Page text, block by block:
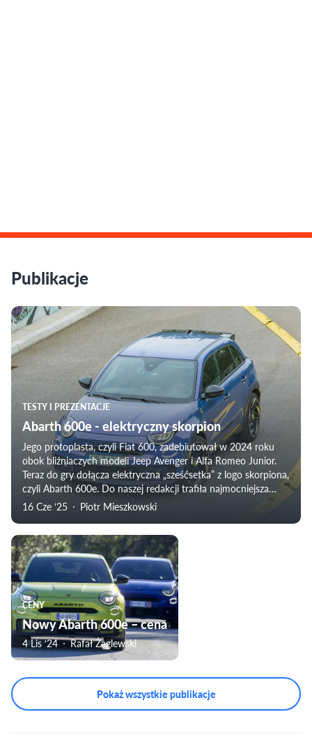
Publikacje
TESTY I PREZENTACJE
Abarth 600e - elektryczny skorpion
Jego protoplasta, czyli Fiat 600, zadebiutował w 2024 roku
obok bliźniaczych modeli Jeep Avenger i Alfa Romeo Junior.
Teraz do gry dołącza elektryczna „sześćsetka” z logo skorpiona,
czyli Abarth 600e. Do naszej redakcji trafiła najmocniejsza
wersja Scorpionissima.
16 Cze ‘25 Piotr Mieszkowski
CENY
Nowy Abarth 600e – cena
4 Lis ‘24 Rafał Żaglewski
Pokaż wszystkie publikacje